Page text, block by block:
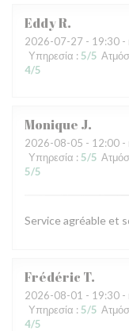
EddyR
2026-07-27 - 19:30 -
Υπηρεσία : 5/5
4/5
Monique J
2026-08-05 - 12:00 -
Υπηρεσία : 5/5
5/5
Service agréable et
Frédéric T
2026-08-01 - 19:30 -
Υπηρεσία : 5/5
4/5